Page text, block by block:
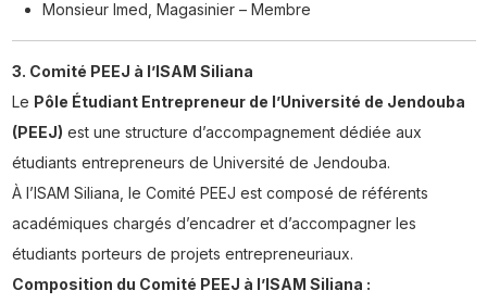
Monsieur Imed, Magasinier – Membre
3. Comité PEEJ à l’ISAM Siliana
Le Pôle Étudiant Entrepreneur de l’Université de Jendouba
(PEEJ) est une structure d’accompagnement dédiée aux
étudiants entrepreneurs de Université de Jendouba.
À l’ISAM Siliana, le Comité PEEJ est composé de référents
académiques chargés d’encadrer et d’accompagner les
étudiants porteurs de projets entrepreneuriaux.
Composition du Comité PEEJ à l’ISAM Siliana :